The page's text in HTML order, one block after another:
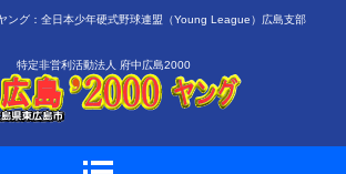
：全日本少年硬式野球連盟（Young League）広島支部
特定非営利活動法人 府中広島2000